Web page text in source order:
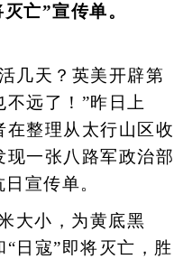
亡”宣传单。
天？英美开辟第
远了！”昨日上
整理从太行山区收
一张八路军政治部
宣传单。
小，为黄底黑
日寇”即将灭亡，胜